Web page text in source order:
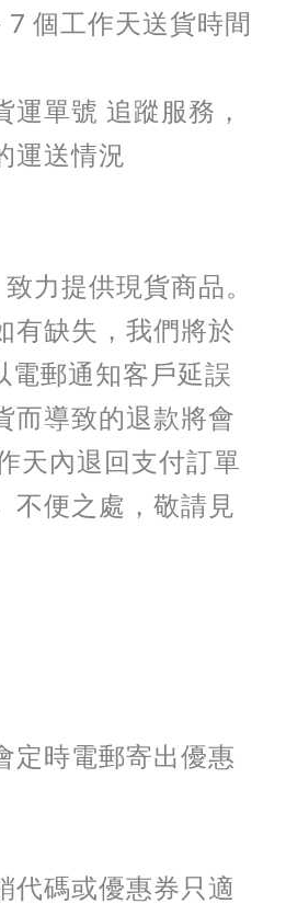
個工作天送貨時間
運單號 追蹤服務，
運送情況
力提供現貨商品。
有缺失，我們將於
電郵通知客戶延誤
而導致的退款將會
天內退回支付訂單
不便之處，敬請見
定時電郵寄出優惠
代碼或優惠券只適